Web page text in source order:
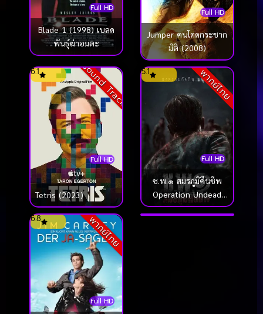
Full HD
Blade 1 (1998) เบลด
พันธุ์ฆ่าอมตะ
Full HD
Jumper คนโดดกระชาก
มิติ (2008)
Sound Track
Full HD
6.1
Tetris (2023)
พากย์ไทย
Full HD
5.1
ช.พ.๑ สมรภูมิคืนชีพ
Operation Undead
(2024)
พากย์ไทย
Full HD
6.8
Full HD
6.2
Sashimi (2015)
นำแสดงโดย Yui
Hatano [พากย์ไทย]